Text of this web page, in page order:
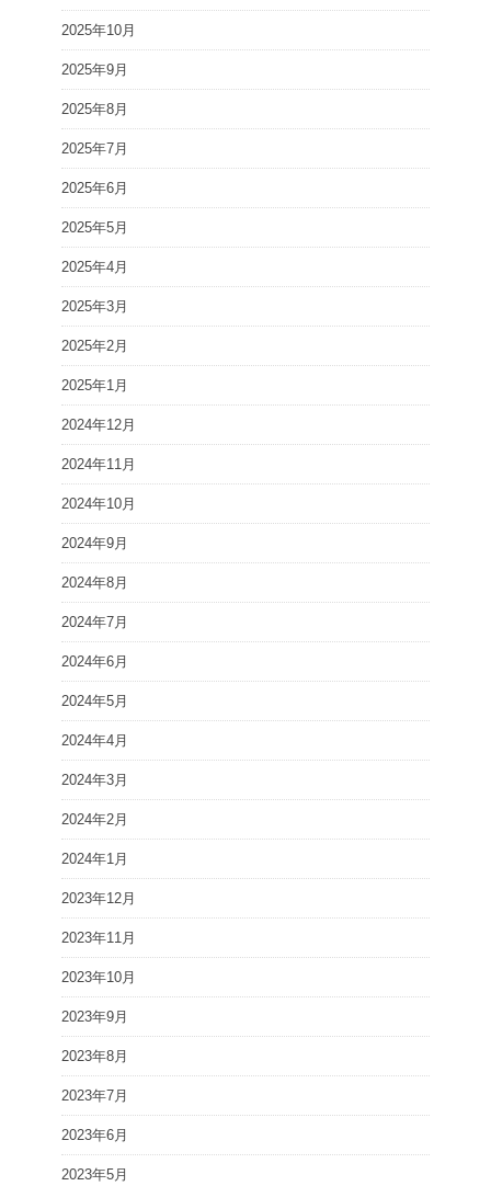
2025年10月
2025年9月
2025年8月
2025年7月
2025年6月
2025年5月
2025年4月
2025年3月
2025年2月
2025年1月
2024年12月
2024年11月
2024年10月
2024年9月
2024年8月
2024年7月
2024年6月
2024年5月
2024年4月
2024年3月
2024年2月
2024年1月
2023年12月
2023年11月
2023年10月
2023年9月
2023年8月
2023年7月
2023年6月
2023年5月